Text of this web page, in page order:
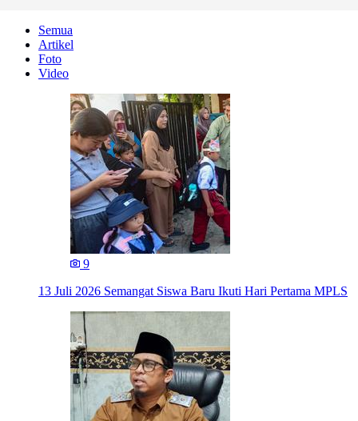
Semua
Artikel
Foto
Video
9
13 Juli 2026 Semangat Siswa Baru Ikuti Hari Pertama MPLS